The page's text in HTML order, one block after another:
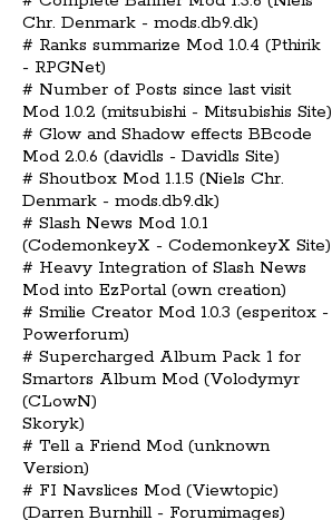
Chr. Denmark - mods.db9.dk)
# Ranks summarize Mod 1.0.4 (Pthirik
- RPGNet)
# Number of Posts since last visit
Mod 1.0.2 (mitsubishi - Mitsubishis Site)
# Glow and Shadow effects BBcode
Mod 2.0.6 (davidls - Davidls Site)
# Shoutbox Mod 1.1.5 (Niels Chr.
Denmark - mods.db9.dk)
# Slash News Mod 1.0.1
(CodemonkeyX - CodemonkeyX Site)
# Heavy Integration of Slash News
Mod into EzPortal (own creation)
# Smilie Creator Mod 1.0.3 (esperitox -
Powerforum)
# Supercharged Album Pack 1 for
Smartors Album Mod (Volodymyr
(CLowN)
Skoryk)
# Tell a Friend Mod (unknown
Version)
# FI Navslices Mod (Viewtopic)
(Darren Burnhill - Forumimages)